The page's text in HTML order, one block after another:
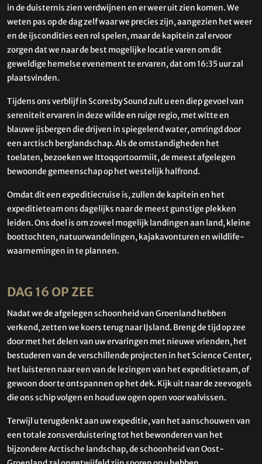
in de duisternis zien verdwijnen en er weer uit zien komen. We
weten pas op de dag zelf waar we precies zijn, aangezien het weer
en de ijscondities een rol spelen, maar de kapitein zal ervoor
zorgen dat we naar de best mogelijke locatie varen om dit
geweldige hemelse evenement te ervaren, dat om 16:35 uur zal
plaatsvinden.
Tijdens ons verblijf in Scoresby Sound zult u een diep gevoel van
sereniteit ervaren in deze wilde en ruige regio, met witte en
blauwe ijsbergen die drijven in spiegelend water, omringd door
een arctisch berglandschap. Als de omstandigheden het
toelaten, bezoeken we Ittoqqortoormiit, de meest afgelegen
bewoonde gemeenschap op het westelijk halfrond.
Omdat dit een expeditiecruise is, zullen de kapitein en het
expeditieteam ons dagelijks naar de meest gunstige plekken
leiden. Ons doel is om zoveel mogelijk landingen aan land, kleine
boottochten, natuurwandelingen, kajakavonturen en wildlife-
waarnemingen in te plannen.
DAG 16 OP ZEE
Nadat we de afgelegen schoonheid van Groenland hebben
verkend, zetten we koers terug naar IJsland. Breng de tijd op zee
door met het delen van uw ervaringen met nieuwe vrienden, het
bestuderen van de verschillende projecten in het Science Center,
het luisteren naar een van de lezingen van het expeditieteam, of
gewoon door te ontspannen op het dek. Kijk uit naar de zeevogels
die ons schip volgen en houd uw ogen open voor walvissen.
Terwijl u terugdenkt aan uw expeditie, van het aanschouwen van
een totale zonsverduistering tot het bewonderen van het
bijzondere Arctische landschap, de schoonheid van Oost-